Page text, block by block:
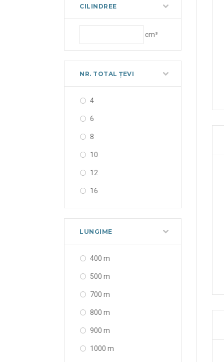
CILINDREE
cm³
NR. TOTAL ȚEVI
4
6
8
10
12
16
20
LUNGIME
400 m
500 m
700 m
800 m
900 m
1000 m